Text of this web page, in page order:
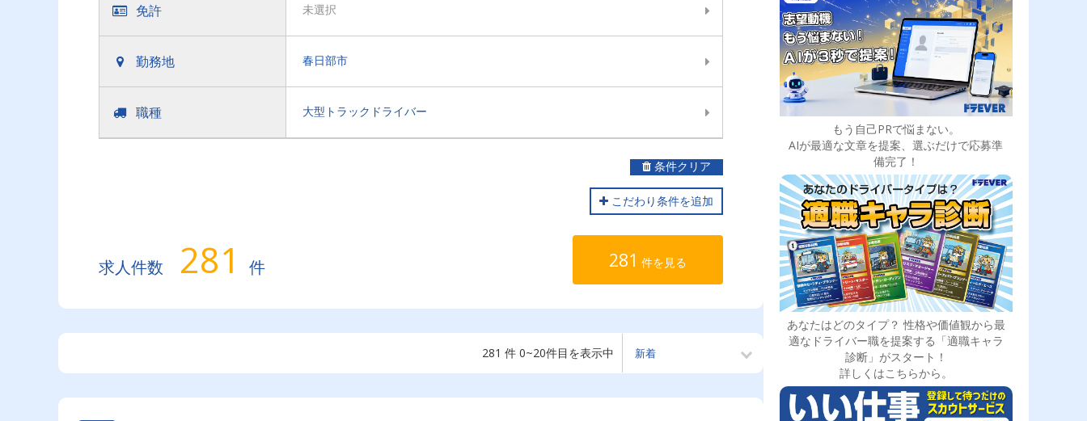
免許 未選択
勤務地 春日部市
職種 大型トラックドライバー
条件クリア
こだわり条件を追加
求人件数 281 件 281 件を見る
281 件 0~20件目を表示中
もう自己PRで悩まない。
AIが最適な文章を提案、選ぶだけで応募準
備完了！
あなたはどのタイプ？ 性格や価値観から最
適なドライバー職を提案する「適職キャラ
診断」がスタート！
詳しくはこちらから。